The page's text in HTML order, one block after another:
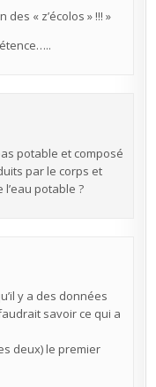
« z’écolos » !!! »
potable et composé
par le corps et
potable ?
y a des données
savoir ce qui a
deux) le premier